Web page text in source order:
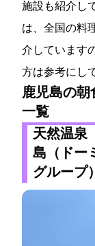
施設も紹介し
は、全国の料
介しています
方は参考にし
鹿児島の朝
一覧
天然温
島（ドー
グループ）